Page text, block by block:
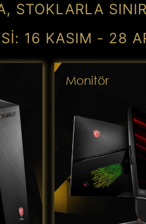
STOKLARLA
16 KASIM - 28
Monitör